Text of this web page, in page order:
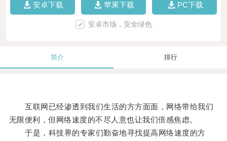
安卓下载 苹果下载 PC下载
安卓市场，安全绿色
简介 排行
互联网已经渗透到我们生活的方方面面，网络带给我们
无限便利，但网络速度的不尽人意也让我们倍感焦虑。
于是，科技界的专家们勤奋地寻找提高网络速度的方